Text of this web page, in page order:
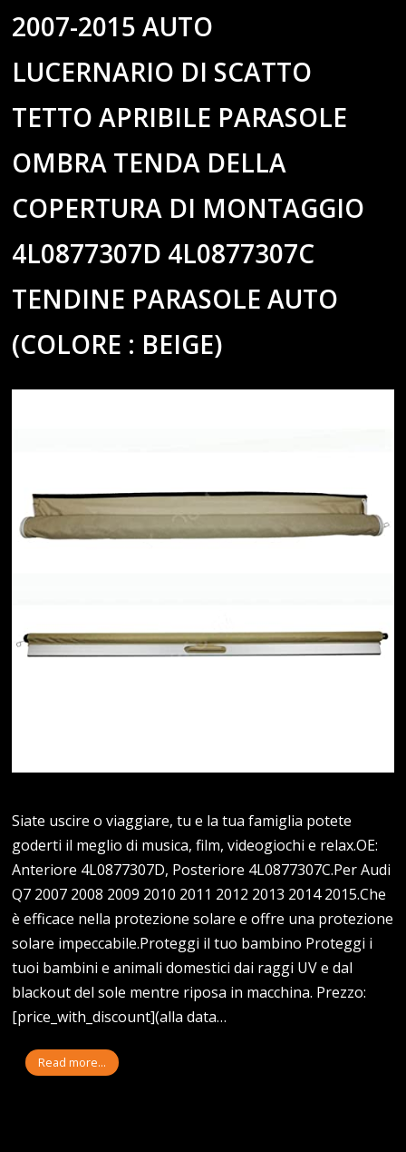
2007-2015 AUTO
LUCERNARIO DI SCATTO
TETTO APRIBILE PARASOLE
OMBRA TENDA DELLA
COPERTURA DI MONTAGGIO
4L0877307D 4L0877307C
TENDINE PARASOLE AUTO
(COLORE : BEIGE)
Siate uscire o viaggiare, tu e la tua famiglia potete
goderti il meglio di musica, film, videogiochi e relax.OE:
Anteriore 4L0877307D, Posteriore 4L0877307C.Per Audi
Q7 2007 2008 2009 2010 2011 2012 2013 2014 2015.Che
è efficace nella protezione solare e offre una protezione
solare impeccabile.Proteggi il tuo bambino Proteggi i
tuoi bambini e animali domestici dai raggi UV e dal
blackout del sole mentre riposa in macchina. Prezzo:
[price_with_discount](alla data…
Read more...